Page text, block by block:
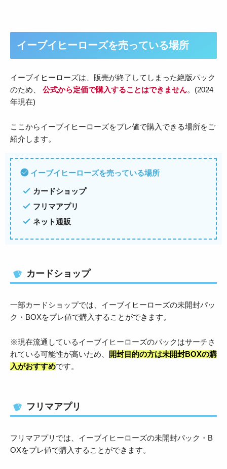
イーブイヒーローズを売っている場所
イーブイヒーローズは、販売が終了してしまった絶版パック
のため、 公式から定価で購入することはできません。(2024
年現在)
ここからイーブイヒーローズをプレ値で購入できる場所をご
紹介します。
イーブイヒーローズを売っている場所
カードショップ
フリマアプリ
ネット通販
カードショップ
一部カードショップでは、イーブイヒーローズの未開封パッ
ク・BOXをプレ値で購入することができます。
※現在流通しているイーブイヒーローズのパックはサーチさ
れている可能性が高いため、
開封目的の方は未開封BOXの購
入がおすすめです。
フリマアプリ
フリマアプリでは、イーブイヒーローズの未開封パック・B
OXをプレ値で購入することができます。